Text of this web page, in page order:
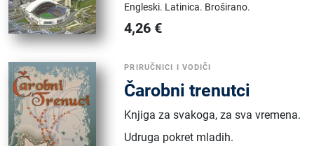
Engleski. Latinica. Broširano.
4,26 €
PRIRUČNICI I VODIČI
Čarobni trenutci
Knjiga za svakoga, za sva vremena.
Udruga pokret mladih.